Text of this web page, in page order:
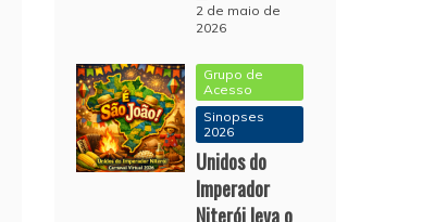
2 de maio de
2026
Grupo de
Acesso
Sinopses
2026
Unidos do
Imperador
Niterói leva o